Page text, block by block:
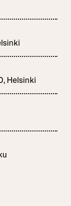
Helsinki